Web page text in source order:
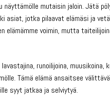
mutaisin jaloin. Jätä
asiat, jotka pilaavat elämäsi ja
elämämme voimin, mutta
runoilijoina, muusikoina,
Tämä elämä ansaitsee
syyt jatkaa ja selviytyä.